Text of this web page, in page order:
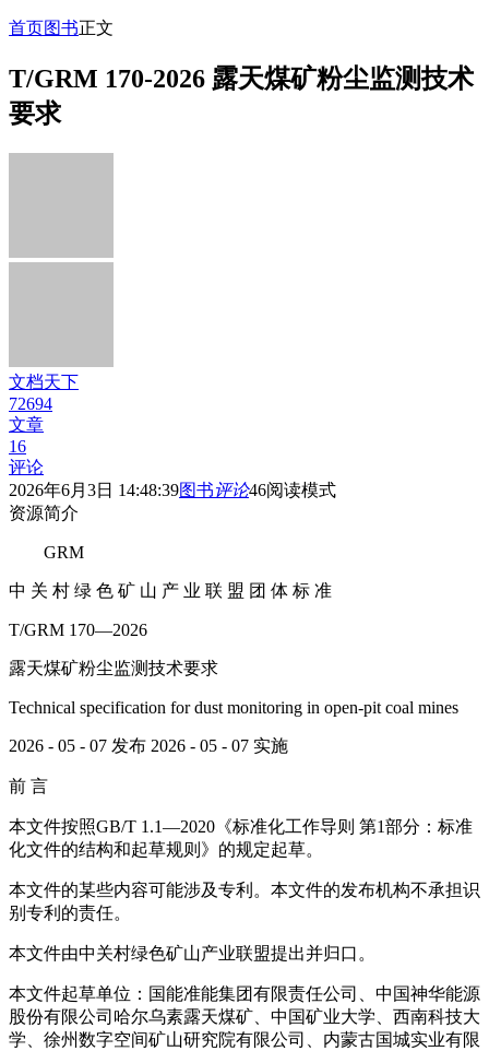
首页图书正文
T/GRM 170-2026 露天煤矿粉尘监测技术
要求
文档天下
72694
文章
16
评论
2026年6月3日 14:48:39图书评论46阅读模式
资源简介
GRM
中 关 村 绿 色 矿 山 产 业 联 盟 团 体 标 准
T/GRM 170—2026
露天煤矿粉尘监测技术要求
Technical specification for dust monitoring in open-pit coal mines
2026 - 05 - 07 发布 2026 - 05 - 07 实施
前 言
本文件按照GB/T 1.1—2020《标准化工作导则 第1部分：标准
化文件的结构和起草规则》的规定起草。
本文件的某些内容可能涉及专利。本文件的发布机构不承担识
别专利的责任。
本文件由中关村绿色矿山产业联盟提出并归口。
本文件起草单位：国能准能集团有限责任公司、中国神华能源
股份有限公司哈尔乌素露天煤矿、中国矿业大学、西南科技大
学、徐州数字空间矿山研究院有限公司、内蒙古国城实业有限